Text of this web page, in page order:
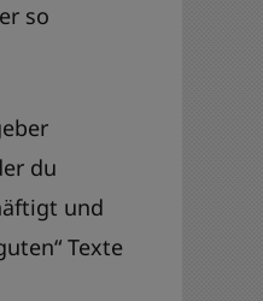
so
du
und
Texte